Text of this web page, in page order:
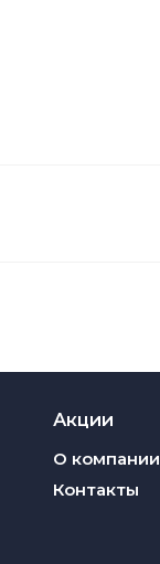
Акции
О компании
Контакты